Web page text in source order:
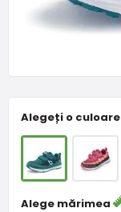
Alegeți o culoare
Alege mărimea